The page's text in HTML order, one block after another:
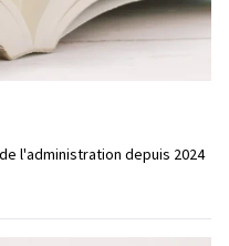
l'administration depuis 2024